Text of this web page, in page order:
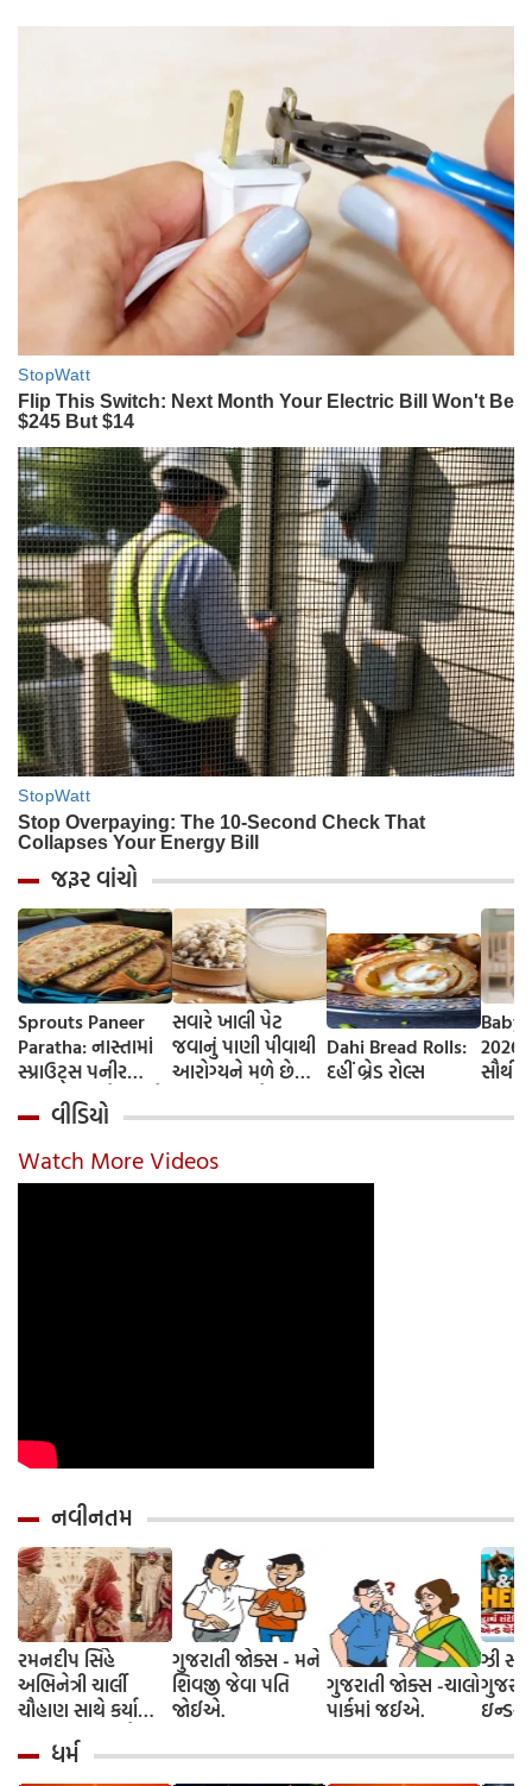
જરૂર વાંચો
Sprouts Paneer
Paratha: નાસ્તામાં
સ્પ્રાઉટ્સ પનીર
પરાઠા બનાવો, તમને
પ્રોટીનનો ડબલ ડોઝ
મળશે
સવારે ખાલી પેટ
જવાનું પાણી પીવાથી
આરોગ્યને મળે છે
જાણીએ તેના ફાયદા
અને ઉપયોગ કરવાની
યોગ્ય રીત
Dahi Bread Rolls:
દહીં બ્રેડ રોલ્સ
Baby
વીડિયો
Watch More Videos
નવીનતમ
રમનદીપ સિંહે
અભિનેત્રી ચાર્લી
ચૌહાણ સાથે કર્યા
લગ્ન, જશ્નમાં ક્રિકેટ
જગતના કલાકારોની
ગુજરાતી જોક્સ - મને
શિવજી જેવા પતિ
જોઈએ.
ગુજરાતી જોક્સ -ચાલો
પાર્કમાં જઈએ.
ઝી
ધર્મ